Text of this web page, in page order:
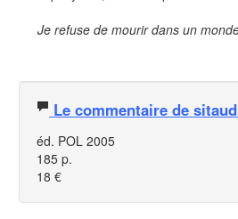
Je refuse de mourir dans un
Le commentaire de
éd. POL 2005
185 p.
18 €